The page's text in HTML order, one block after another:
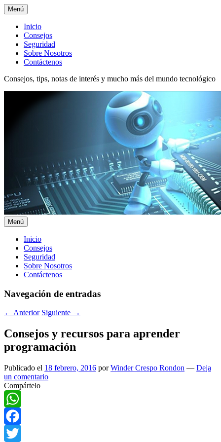
Menú
Menú
superior
Inicio
Consejos
Seguridad
Sobre Nosotros
Contáctenos
Consejos, tips, notas de interés y mucho más del mundo tecnológico
Menú
Menú
principal
Inicio
Consejos
Seguridad
Sobre Nosotros
Contáctenos
Navegación de entradas
← Anterior Siguiente →
Consejos y recursos para aprender
programación
Publicado el 18 febrero, 2016 porWinder Crespo Rondon — Deja
un comentario
Compártelo
WhatsApp
Facebook